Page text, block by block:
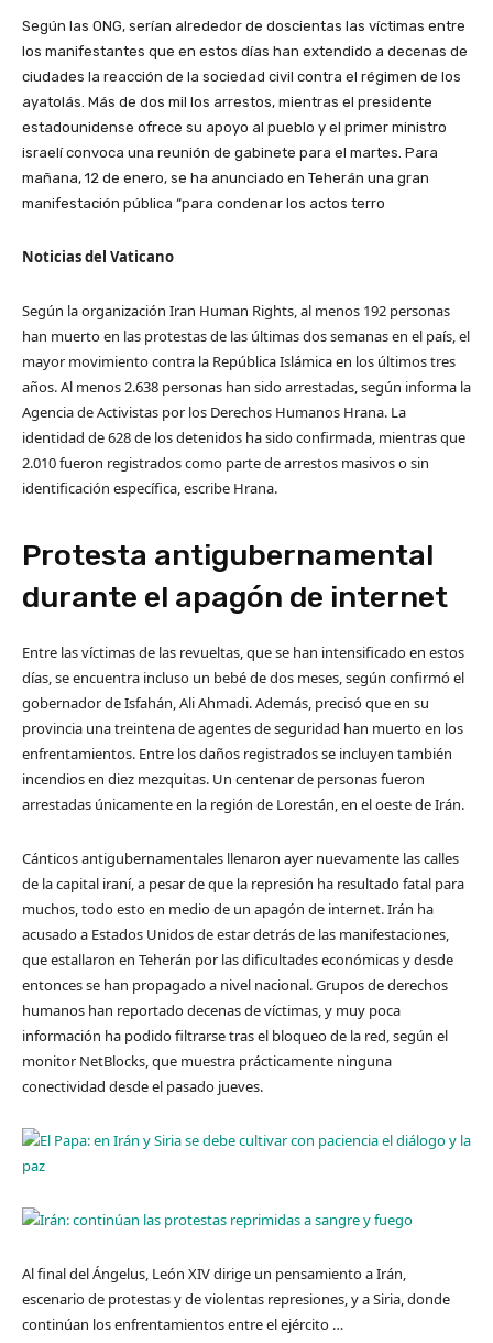
Según las ONG, serían alrededor de doscientas las víctimas entre
los manifestantes que en estos días han extendido a decenas de
ciudades la reacción de la sociedad civil contra el régimen de los
ayatolás. Más de dos mil los arrestos, mientras el presidente
estadounidense ofrece su apoyo al pueblo y el primer ministro
israelí convoca una reunión de gabinete para el martes. Para
mañana, 12 de enero, se ha anunciado en Teherán una gran
manifestación pública “para condenar los actos terro
Noticias del Vaticano
Según la organización Iran Human Rights, al menos 192 personas
han muerto en las protestas de las últimas dos semanas en el país, el
mayor movimiento contra la República Islámica en los últimos tres
años. Al menos 2.638 personas han sido arrestadas, según informa la
Agencia de Activistas por los Derechos Humanos Hrana. La
identidad de 628 de los detenidos ha sido confirmada, mientras que
2.010 fueron registrados como parte de arrestos masivos o sin
identificación específica, escribe Hrana.
Protesta antigubernamental
durante el apagón de internet
Entre las víctimas de las revueltas, que se han intensificado en estos
días, se encuentra incluso un bebé de dos meses, según confirmó el
gobernador de Isfahán, Ali Ahmadi. Además, precisó que en su
provincia una treintena de agentes de seguridad han muerto en los
enfrentamientos. Entre los daños registrados se incluyen también
incendios en diez mezquitas. Un centenar de personas fueron
arrestadas únicamente en la región de Lorestán, en el oeste de Irán.
Cánticos antigubernamentales llenaron ayer nuevamente las calles
de la capital iraní, a pesar de que la represión ha resultado fatal para
muchos, todo esto en medio de un apagón de internet. Irán ha
acusado a Estados Unidos de estar detrás de las manifestaciones,
que estallaron en Teherán por las dificultades económicas y desde
entonces se han propagado a nivel nacional. Grupos de derechos
humanos han reportado decenas de víctimas, y muy poca
información ha podido filtrarse tras el bloqueo de la red, según el
monitor NetBlocks, que muestra prácticamente ninguna
conectividad desde el pasado jueves.
Al final del Ángelus, León XIV dirige un pensamiento a Irán,
escenario de protestas y de violentas represiones, y a Siria, donde
continúan los enfrentamientos entre el ejército …